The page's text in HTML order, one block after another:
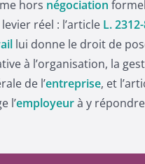
hors négociation
réel : l’article L.
lui donne le droit de
à l’organisation, la
de l’entreprise, et
l’employeurà y